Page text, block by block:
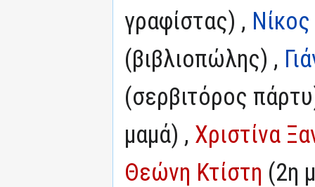
γραφίστας) ,
(βιβλιοπώλης) ,
(σερβιτόρος
μαμά) , Χριστίνα
Θεώνη Κτίστη (2η